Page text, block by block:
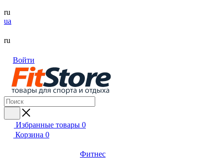
ru
ua
ru
Войти
Избранные товары 0
Корзина 0
Фитнес